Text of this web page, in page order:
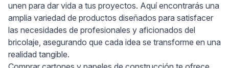
unen para dar vida a tus proyectos. Aquí encontrarás una
amplia variedad de productos diseñados para satisfacer
las necesidades de profesionales y aficionados del
bricolaje, asegurando que cada idea se transforme en una
realidad tangible.